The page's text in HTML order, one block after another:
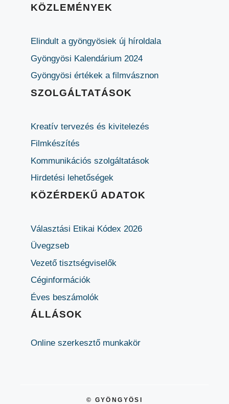
KÖZLEMÉNYEK
Elindult a gyöngyösiek új híroldala
Gyöngyösi Kalendárium 2024
Gyöngyösi értékek a filmvásznon
SZOLGÁLTATÁSOK
Kreatív tervezés és kivitelezés
Filmkészítés
Kommunikációs szolgáltatások
Hirdetési lehetőségek
KÖZÉRDEKŰ ADATOK
Választási Etikai Kódex 2026
Üvegzseb
Vezető tisztségviselők
Céginformációk
Éves beszámolók
ÁLLÁSOK
Online szerkesztő munkakör
© GYÖNGYÖSI